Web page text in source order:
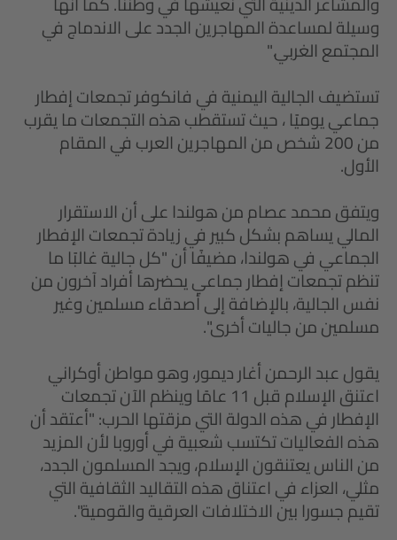
وسيلة لمساعدة المهاجرين الجدد على الاندماج في
المجتمع الغربي."
تستضيف الجالية اليمنية في فانكوفر تجمعات إفطار
جماعي يوميًا ، حيث تستقطب هذه التجمعات ما يقرب
من 200 شخص من المهاجرين العرب في المقام
الأول.
ويتفق محمد عصام من هولندا على أن الاستقرار
المالي يساهم بشكل كبير في زيادة تجمعات الإفطار
الجماعي في هولندا، مضيفًا أن "كل جالية غالبًا ما
تنظم تجمعات إفطار جماعي يحضرها أفراد آخرون من
نفس الجالية، بالإضافة إلى أصدقاء مسلمين وغير
مسلمين من جاليات أخرى".
يقول عبد الرحمن أغار ديمور، وهو مواطن أوكراني
اعتنق الإسلام قبل 11 عامًا وينظم الآن تجمعات
الإفطار في هذه الدولة التي مزقتها الحرب: "أعتقد أن
هذه الفعاليات تكتسب شعبية في أوروبا لأن المزيد
من الناس يعتنقون الإسلام، ويجد المسلمون الجدد،
مثلي، العزاء في اعتناق هذه التقاليد الثقافية التي
تقيم جسورا بين الاختلافات العرقية والقومية".